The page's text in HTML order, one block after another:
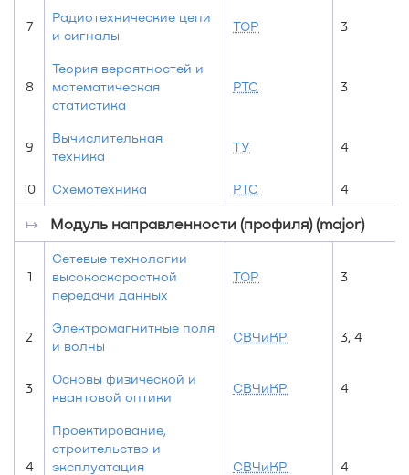
7
Радиотехнические цепи
и сигналы
ТОР 3
8
Теория вероятностей и
математическая
статистика
РТС 3
9
Вычислительная
техника
ТУ 4
10 Схемотехника РТС 4
↦ Модуль направленности (профиля) (major)
1
Сетевые технологии
высокоскоростной
передачи данных
ТОР 3
2
Электромагнитные поля
и волны
СВЧиКР 3, 4
3
Основы физической и
квантовой оптики
СВЧиКР 4
4
Проектирование,
строительство и
эксплуатация
СВЧиКР 4